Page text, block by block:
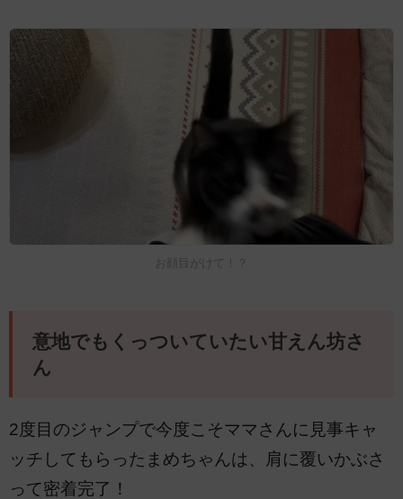
お顔目がけて！？
意地でもくっついていたい甘えん坊さ
ん
2度目のジャンプで今度こそママさんに見事キャ
ッチしてもらったまめちゃんは、肩に覆いかぶさ
って密着完了！